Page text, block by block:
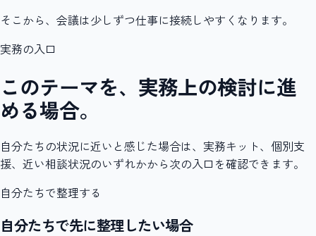
そこから、会議は少しずつ仕事に接続しやすくなります。
実務の入口
このテーマを、実務上の検討に進
める場合。
自分たちの状況に近いと感じた場合は、実務キット、個別支
援、近い相談状況のいずれかから次の入口を確認できます。
自分たちで整理する
自分たちで先に整理したい場合